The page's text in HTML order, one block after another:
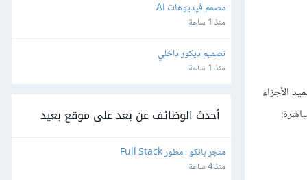
الأجزاء
مصمم فيديوهات AI
منذ 1 ساعة
تصميم ديكور داخلي
منذ 1 ساعة
أحدث الوظائف عن بعد على موقع بعيد
متجر بانكو : مطور Full Stack
منذ 4 ساعة